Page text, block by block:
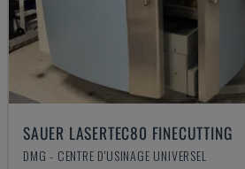
SAUER LASERTEC80 FINECUTTING
DMG - CENTRE D'USINAGE UNIVERSEL